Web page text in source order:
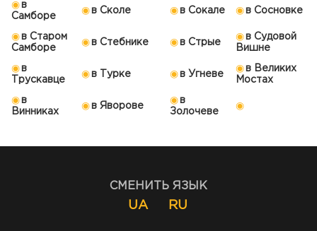
в
Самборе
в Сколе в Сокале в Сосновке
в Старом
Самборе
в Стебнике в Стрые
в Судовой
Вишне
в
Трускавце
в Турке в Угневе
в Великих
Мостах
в
Винниках
в Яворове
в
Золочеве
СМЕНИТЬ ЯЗЫК
UA RU